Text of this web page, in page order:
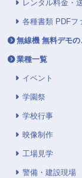
レンタル料金・
各種書類 PDFフ
無線機 無料デモの
業種一覧
イベント
学園祭
学校行事
映像制作
工場見学
警備・建設現場